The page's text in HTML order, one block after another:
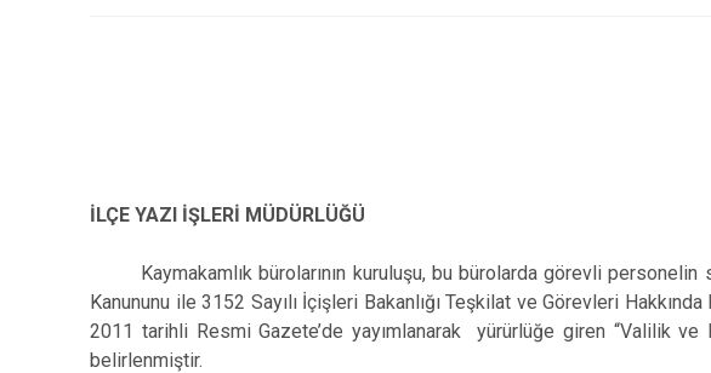
Murgul
Şavşat
İLÇE YAZI İŞLERİ MÜDÜRLÜĞÜ
Kaymakamlık bürolarının kuruluşu, bu bürolarda görevli
Kanununu ile 3152 Sayılı İçişleri Bakanlığı Teşkilat ve Görevleri
2011 tarihli Resmi Gazete’de yayımlanarak yürürlüğe giren “Valilik ve
belirlenmiştir.